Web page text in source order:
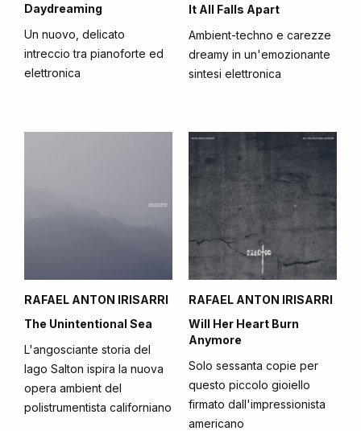
Daydreaming
Un nuovo, delicato
intreccio tra pianoforte ed
elettronica
It All Falls Apart
Ambient-techno e carezze
dreamy in un'emozionante
sintesi elettronica
RAFAEL ANTON IRISARRI
The Unintentional Sea
L'angosciante storia del
lago Salton ispira la nuova
opera ambient del
polistrumentista californiano
RAFAEL ANTON IRISARRI
Will Her Heart Burn
Anymore
Solo sessanta copie per
questo piccolo gioiello
firmato dall'impressionista
americano